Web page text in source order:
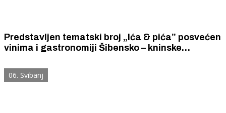
Predstavljen tematski broj „Ića & pića” posvećen
vinima i gastronomiji Šibensko – kninske
atraktivan, ali...
06. Svibanj